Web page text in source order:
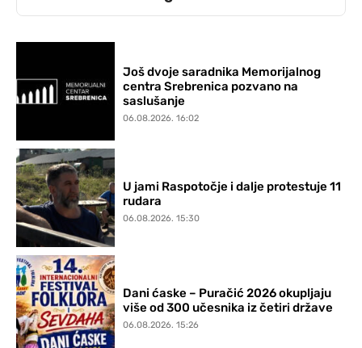
Još dvoje saradnika Memorijalnog
centra Srebrenica pozvano na
saslušanje
06.08.2026. 16:02
U jami Raspotočje i dalje protestuje 11
rudara
06.08.2026. 15:30
Dani ćaske – Puračić 2026 okupljaju
više od 300 učesnika iz četiri države
06.08.2026. 15:26